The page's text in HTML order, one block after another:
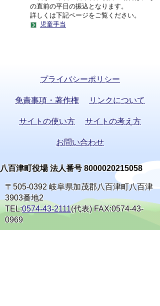
の直前の平日の振込となります。
詳しくは下記ページをご覧ください。
児童手当
プライバシーポリシー
免責事項・著作権 リンクについて
サイトの使い方 サイトの考え方
お問い合わせ
八百津町役場 法人番号 8000020215058
〒505-0392 岐阜県加茂郡八百津町八百津
3903番地2
TEL:0574-43-2111(代表) FAX:0574-43-
0969